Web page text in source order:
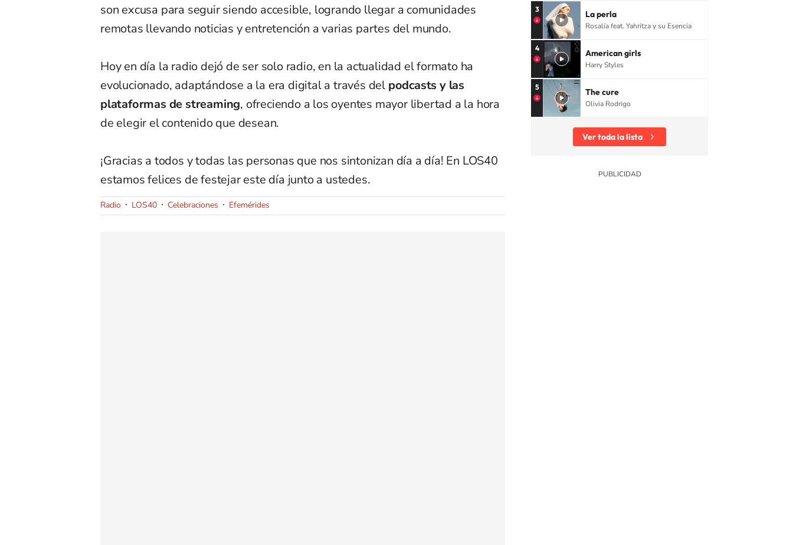
son excusa para seguir siendo accesible, logrando llegar a comunidades
remotas llevando noticias y entretención a varias partes del mundo.
Hoy en día la radio dejó de ser solo radio, en la actualidad el formato ha
evolucionado, adaptándose a la era digital a través del podcasts y las
plataformas de streaming, ofreciendo a los oyentes mayor libertad a la hora
de elegir el contenido que desean.
¡Gracias a todos y todas las personas que nos sintonizan día a día! En LOS40
estamos felices de festejar este día junto a ustedes.
Radio LOS40 Celebraciones Efemérides
3 La perla
Rosalía feat. Yahritza y su Esencia
4 American girls
Harry Styles
5 The cure
Olivia Rodrigo
Ver toda la lista